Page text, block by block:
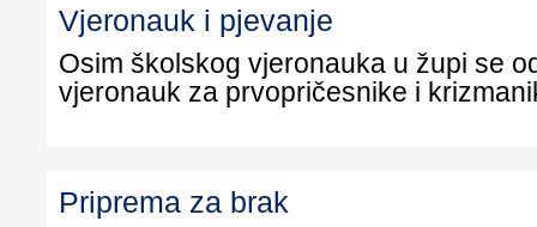
Vjeronauk i pjevanje
Osim školskog vjeronauka u župi se
vjeronauk za prvopričesnike i
Priprema za brak